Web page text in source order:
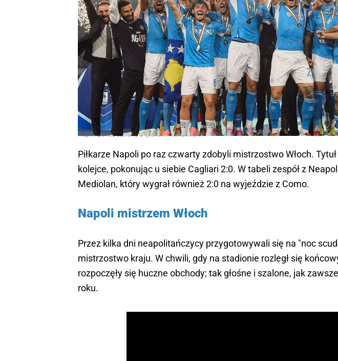
Napoli po raz czwarty z tytułem mistrzowskim
Piłkarze Napoli po raz czwarty zdobyli mistrzostwo Włoch.
kolejce, pokonując u siebie Cagliari 2:0. W tabeli zespół z
Mediolan, który wygrał również 2:0 na wyjeździe z Como.
Napoli mistrzem Włoch
Przez kilka dni neapolitańczycy przygotowywali się na "noc
mistrzostwo kraju. W chwili, gdy na stadionie rozległ się
rozpoczęły się huczne obchody; tak głośne i szalone, jak
roku.